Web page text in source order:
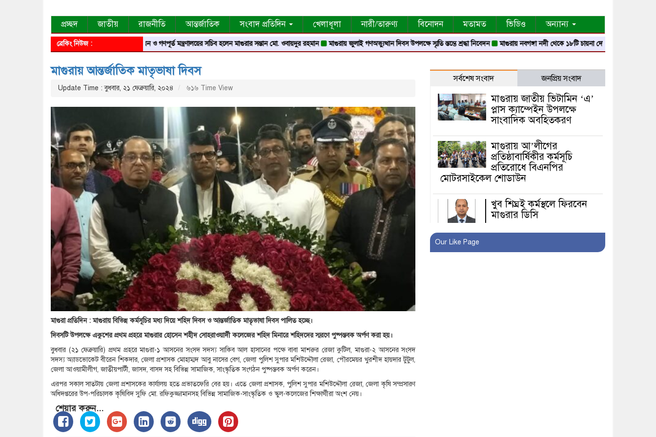
প্রচ্ছদ জাতীয় রাজনীতি আন্তর্জাতিক সংবাদ প্রতিদিন খেলাধূলা নারী/তারুণ্য বিনোদন মতামত ভিডিও অন্যান্য
ব্রেকিং নিউজ : গৃহায়ন ও গণপূর্ত মন্ত্রণালয়ের সচিব হলেন মাগুরার সন্তান মো. ওবায়দুর রহমান মাগুরায় জুলাই গণঅভ্যুত্থান দিবস উপলক্ষে স্মৃতি স্তম্ভে শ্রদ্ধা নিবেদন মাগুরায় নবগঙ্গা নদী থেকে ১৮টি চায়না দোয়ারী জাল জব্দ
মাগুরায় আন্তর্জাতিক মাতৃভাষা দিবস
Update Time : বুধবার, ২১ ফেব্রুয়ারি, ২০২৪ ৬১৬ Time View
মাগুরা প্রতিদিন : মাগুরায় বিভিন্ন কর্মসূচির মধ্য দিয়ে শহিদ দিবস ও আন্তর্জাতিক মাতৃভাষা দিবস পালিত হচ্ছে।
দিবসটি উপলক্ষে একুশের প্রথম প্রহরে মাগুরার হোসেন শহীদ সোহরাওয়ার্দী কলেজের শহিদ মিনারে শহিদদের স্মরণে পুষ্পস্তবক অর্পণ করা হয়।
বুধবার (২১ ফেব্রুয়ারি) প্রথম প্রহরে মাগুরা-১ আসনের সংসদ সদস্য সাকিব আল হাসানের পক্ষে বাবা মাশরুর রেজা কুটিল, মাগুরা-২ আসনের সংসদ
সদস্য অ্যাডভোকেট বীরেন শিকদার, জেলা প্রশাসক মোহাম্মদ আবু নাসের বেগ, জেলা পুলিশ সুপার মশিউদ্দৌলা রেজা, পৌরমেয়র খুরশীদ হায়দার টুটুল,
জেলা আওয়ামীলীগ, জাতীয়পার্টী, জাসদ, বাসদ সহ বিভিন্ন সামাজিক, সাংস্কৃতিক সংগঠন পুষ্পস্তবক অর্পণ করেন।
এরপর সকাল সাতটায় জেলা প্রশাসকের কার্যালয় হতে প্রভাতফেরি বের হয়। এতে জেলা প্রশাসক, পুলিশ সুপার মশিউদ্দৌলা রেজা, জেলা কৃষি সম্প্রসারণ
অধিদপ্তরের উপ-পরিচালক কৃষিবিদ সুফি মো. রফিকুজ্জামানসহ বিভিন্ন সামাজিক-সাংস্কৃতিক ও স্কুল-কলেজের শিক্ষার্থীরা অংশ নেয়।
শেয়ার করুন...
সর্বশেষ সংবাদ জনপ্রিয় সংবাদ
মাগুরায় জাতীয় ভিটামিন ‘এ’
প্লাস ক্যাম্পেইন উপলক্ষে
সাংবাদিক অবহিতকরণ
মাগুরায় আ’লীগের
প্রতিষ্ঠাবার্ষিকীর কর্মসূচি
প্রতিরোধে বিএনপির
মোটরসাইকেল শোডাউন
খুব শিঘ্রই কর্মস্থলে ফিরবেন
মাগুরার ডিসি
ক্লোজ
Our Like Page